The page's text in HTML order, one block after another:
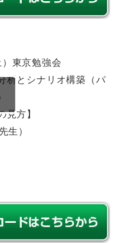
東京勉強会
析とシナリオ構築（パ
見方】
生）